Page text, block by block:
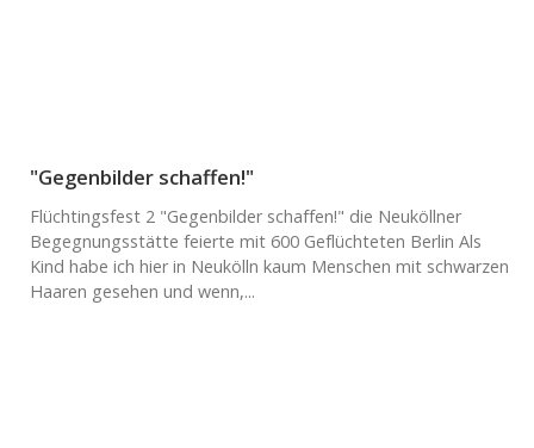
"Gegenbilder schaffen!"
Flüchtingsfest 2 "Gegenbilder schaffen!" die Neuköllner
Begegnungsstätte feierte mit 600 Geflüchteten Berlin Als
Kind habe ich hier in Neukölln kaum Menschen mit schwarzen
Haaren gesehen und wenn,...